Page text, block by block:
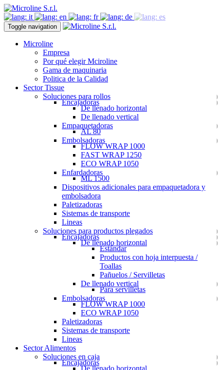
Toggle navigation
Microline
Empresa
Por qué elegir Mciroline
Gama de maquinaria
Politica de la Calidad
Sector Tissue
Soluciones para rollos
Encajadoras
De llenado horizontal
De llenado vertical
Empaquetadoras
AL 80
Embolsadoras
FLOW WRAP 1000
FAST WRAP 1250
ECO WRAP 1050
Enfardadoras
ML 1500
Dispositivos adicionales para empaquetadora y
embolsadora
Paletizadoras
Sistemas de transporte
Lineas
Soluciones para productos plegados
Encajadoras
De llenado horizontal
Estándar
Productos con hoja interpuesta /
Toallas
Pañuelos / Servilletas
De llenado vertical
Para servilletas
Embolsadoras
FLOW WRAP 1000
ECO WRAP 1050
Paletizadoras
Sistemas de transporte
Lineas
Sector Alimentos
Soluciones en caja
Encajadoras
De llenado horizontal